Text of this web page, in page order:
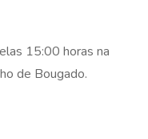
15:00 horas na
de Bougado.